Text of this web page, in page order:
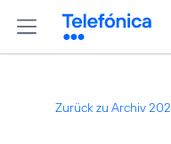
Zurück zu Archiv